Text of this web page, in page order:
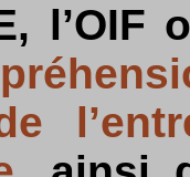
l’OIF